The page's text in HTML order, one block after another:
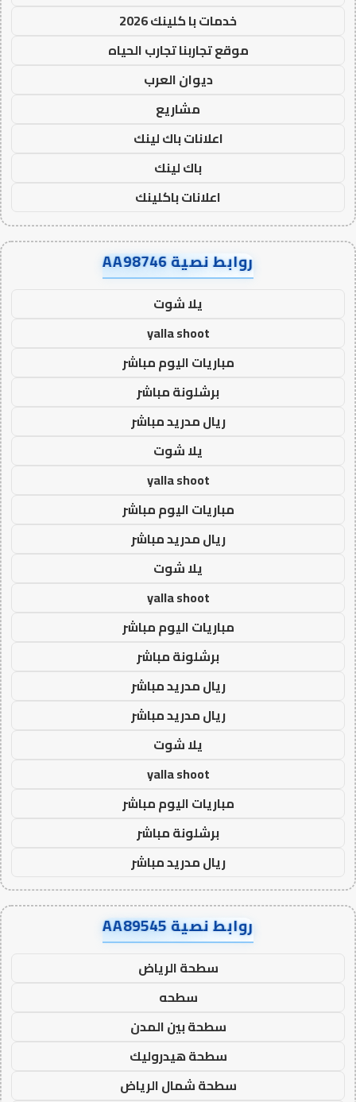
خدمات با كلينك 2026
موقع تجاربنا تجارب الحياه
ديوان العرب
مشاريع
اعلانات باك لينك
باك لينك
اعلانات باكلينك
روابط نصية AA98746
يلا شوت
yalla shoot
مباريات اليوم مباشر
برشلونة مباشر
ريال مدريد مباشر
يلا شوت
yalla shoot
مباريات اليوم مباشر
ريال مدريد مباشر
يلا شوت
yalla shoot
مباريات اليوم مباشر
برشلونة مباشر
ريال مدريد مباشر
ريال مدريد مباشر
يلا شوت
yalla shoot
مباريات اليوم مباشر
برشلونة مباشر
ريال مدريد مباشر
روابط نصية AA89545
سطحة الرياض
سطحه
سطحة بين المدن
سطحة هيدروليك
سطحة شمال الرياض